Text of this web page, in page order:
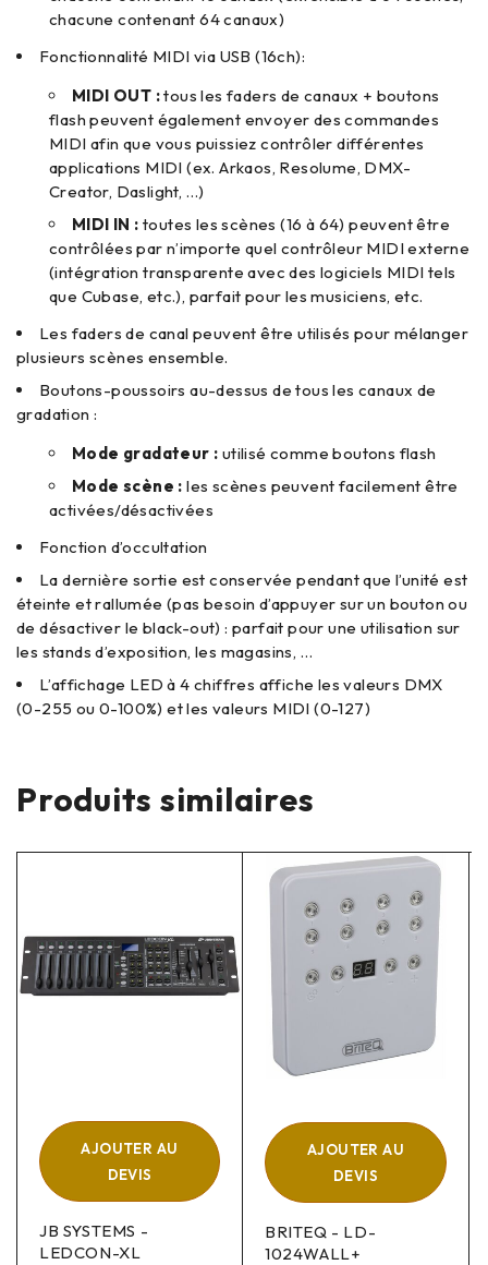
chacune contenant 64 canaux)
Fonctionnalité MIDI via USB (16ch):
MIDI OUT :tous les faders de canaux + boutons
flash peuvent également envoyer des commandes
MIDI afin que vous puissiez contrôler différentes
applications MIDI (ex. Arkaos, Resolume, DMX-
Creator, Daslight, …)
MIDI IN : toutes les scènes (16 à 64) peuvent être
contrôlées par n’importe quel contrôleur MIDI externe
(intégration transparente avec des logiciels MIDI tels
que Cubase, etc.), parfait pour les musiciens, etc.
Les faders de canal peuvent être utilisés pour mélanger
plusieurs scènes ensemble.
Boutons-poussoirs au-dessus de tous les canaux de
gradation :
Mode gradateur : utilisé comme boutons flash
Mode scène : les scènes peuvent facilement être
activées/désactivées
Fonction d’occultation
La dernière sortie est conservée pendant que l’unité est
éteinte et rallumée (pas besoin d’appuyer sur un bouton ou
de désactiver le black-out) : parfait pour une utilisation sur
les stands d’exposition, les magasins, …
L’affichage LED à 4 chiffres affiche les valeurs DMX
(0-255 ou 0-100%) et les valeurs MIDI (0-127)
Produits similaires
AJOUTER AU
DEVIS
JB SYSTEMS -
LEDCON-XL
AJOUTER AU
DEVIS
BRITEQ - LD-
1024WALL+